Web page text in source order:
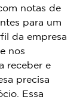
notas de
para um
da empresa
nos
receber e
precisa
Essa